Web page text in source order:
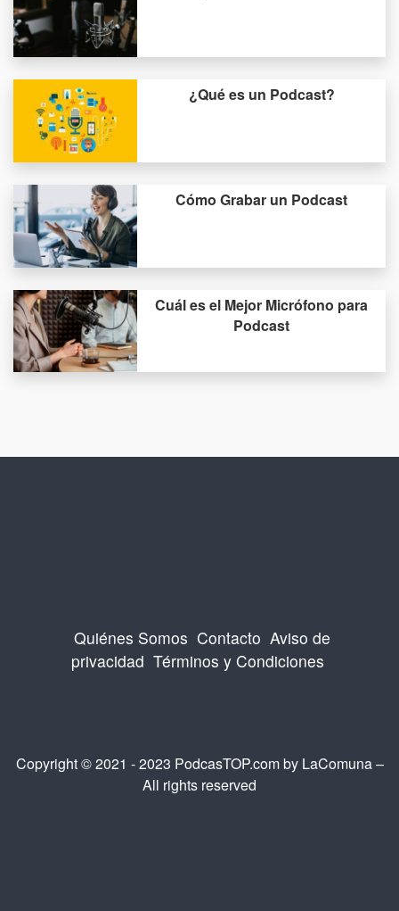
¿Qué es un Podcast?
Cómo Grabar un Podcast
Cuál es el Mejor Micrófono para
Podcast
Quiénes Somos Contacto Aviso de
privacidad Términos y Condiciones
Copyright © 2021 - 2023 PodcasTOP.com by LaComuna–
All rights reserved